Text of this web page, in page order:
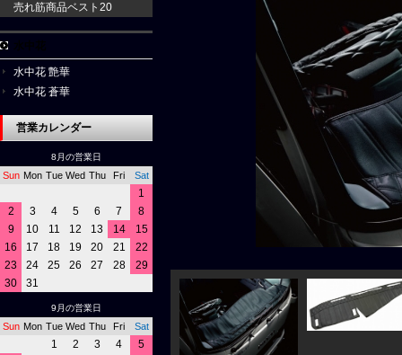
売れ筋商品ベスト20
水中花 艶華
水中花 蒼華
営業カレンダー
8月の営業日
Sun Mon Tue Wed Thu Fri Sat
1
2
3 4 5 6 7
8
9
10 11 12 13 14
15
16
17 18 19 20 21
22
23
24 25 26 27 28
29
30
31
9月の営業日
Sun Mon Tue Wed Thu Fri Sat
1 2 3 4
5